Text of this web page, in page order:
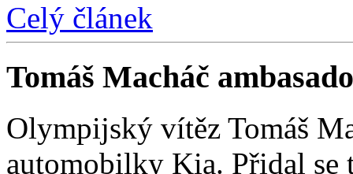
Celý článek
Tomáš Macháč
Olympijský vítěz Tomáš
automobilky Kia. Přidal se